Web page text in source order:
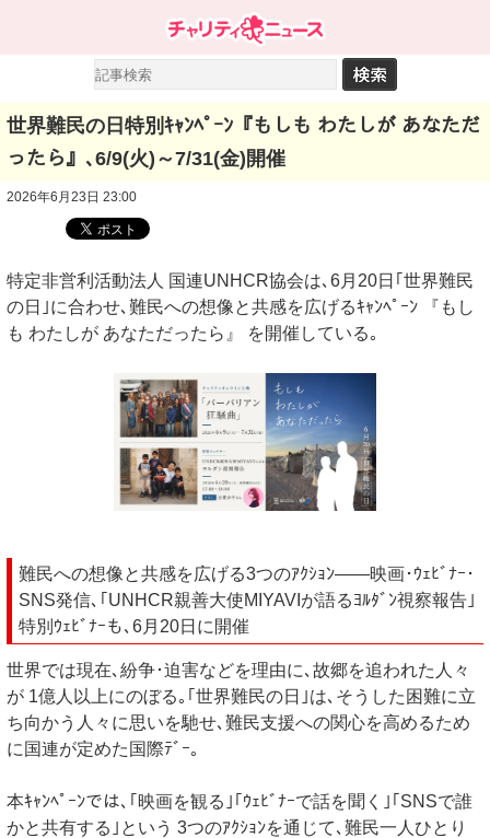
世界難民の日特別ｷｬﾝﾍﾟｰﾝ『もしも わたしが あなただ
ったら』､6/9(火)～7/31(金)開催
2026年6月23日 23:00
特定非営利活動法人 国連UNHCR協会は､6月20日｢世界難民
の日｣に合わせ､難民への想像と共感を広げるｷｬﾝﾍﾟｰﾝ 『もし
も わたしが あなただったら』 を開催している｡
難民への想像と共感を広げる3つのｱｸｼｮﾝ——映画･ｳｪﾋﾞﾅｰ･
SNS発信､｢UNHCR親善大使MIYAVIが語るﾖﾙﾀﾞﾝ視察報告｣
特別ｳｪﾋﾞﾅｰも､6月20日に開催
世界では現在､紛争･迫害などを理由に､故郷を追われた人々
が 1億人以上にのぼる｡｢世界難民の日｣は､そうした困難に立
ち向かう人々に思いを馳せ､難民支援への関心を高めるため
に国連が定めた国際ﾃﾞｰ｡
本ｷｬﾝﾍﾟｰﾝでは､｢映画を観る｣｢ｳｪﾋﾞﾅｰで話を聞く｣｢SNSで誰
かと共有する｣という 3つのｱｸｼｮﾝを通じて､難民一人ひとり